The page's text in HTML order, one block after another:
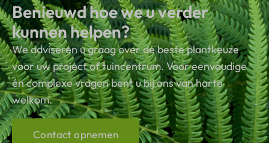
Benieuwd hoe we u verder
kunnen helpen?
We adviseren u graag over de beste plantkeuze
voor uw project of tuincentrum. Voor eenvoudige
én complexe vragen bent u bij ons van harte
welkom.
Contact opnemen